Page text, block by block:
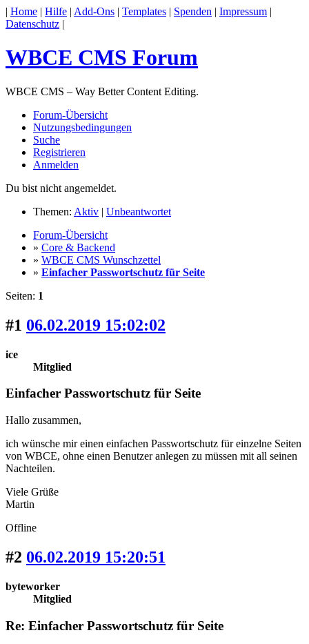
| Home | Hilfe | Add-Ons | Templates | Spenden | Impressum |
Datenschutz |
WBCE CMS Forum
WBCE CMS – Way Better Content Editing.
Forum-Übersicht
Nutzungsbedingungen
Suche
Registrieren
Anmelden
Du bist nicht angemeldet.
Themen: Aktiv | Unbeantwortet
Forum-Übersicht
» Core & Backend
» WBCE CMS Wunschzettel
» Einfacher Passwortschutz für Seite
Seiten: 1
#1 06.02.2019 15:02:02
ice
Mitglied
Einfacher Passwortschutz für Seite
Hallo zusammen,
ich wünsche mir einen einfachen Passwortschutz für einzelne Seiten
von WBCE, ohne einen Benutzer anlegen zu müssen mit all seinen
Nachteilen.
Viele Grüße
Martin
Offline
#2 06.02.2019 15:20:51
byteworker
Mitglied
Re: Einfacher Passwortschutz für Seite